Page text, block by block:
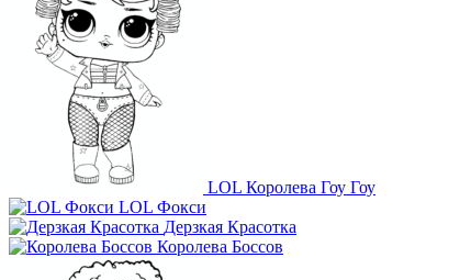
LOL Королева Гоу Гоу
LOL Фокси
Дерзкая Красотка
Королева Боссов